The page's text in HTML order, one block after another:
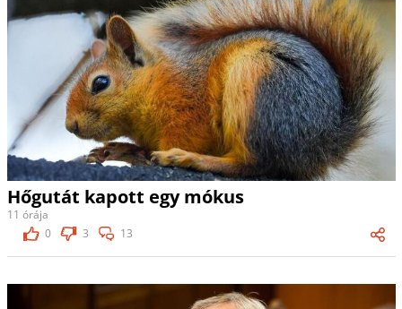
Hőgutát kapott egy mókus
11 órája
0
3 13